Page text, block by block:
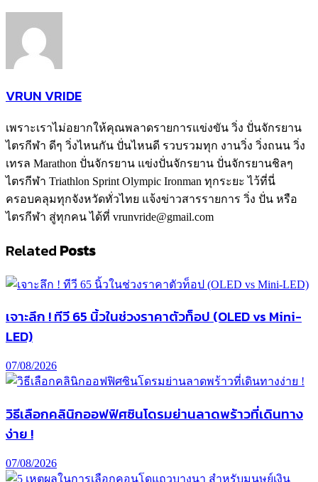
VRUN VRIDE
เพราะเราไม่อยากให้คุณพลาดรายการแข่งขัน วิ่ง ปั่นจักรยาน
ไตรกีฬา ดีๆ วิ่งไหนกัน ปั่นไหนดี รวบรวมทุก งานวิ่ง วิ่งถนน วิ่ง
เทรล Marathon ปั่นจักรยาน แข่งปั่นจักรยาน ปั่นจักรยานชิลๆ
ไตรกีฬา Triathlon Sprint Olympic Ironman ทุกระยะ ไว้ที่นี่
ครอบคลุมทุกจังหวัดทั่วไทย แจ้งข่าวสารรายการ วิ่ง ปั่น หรือ
ไตรกีฬา สู่ทุกคน ได้ที่ vrunvride@gmail.com
Related Posts
เจาะลึก ! ทีวี 65 นิ้วในช่วงราคาตัวท็อป (OLED vs Mini-
LED)
07/08/2026
วิธีเลือกคลินิกออฟฟิศซินโดรมย่านลาดพร้าวที่เดินทาง
ง่าย !
07/08/2026